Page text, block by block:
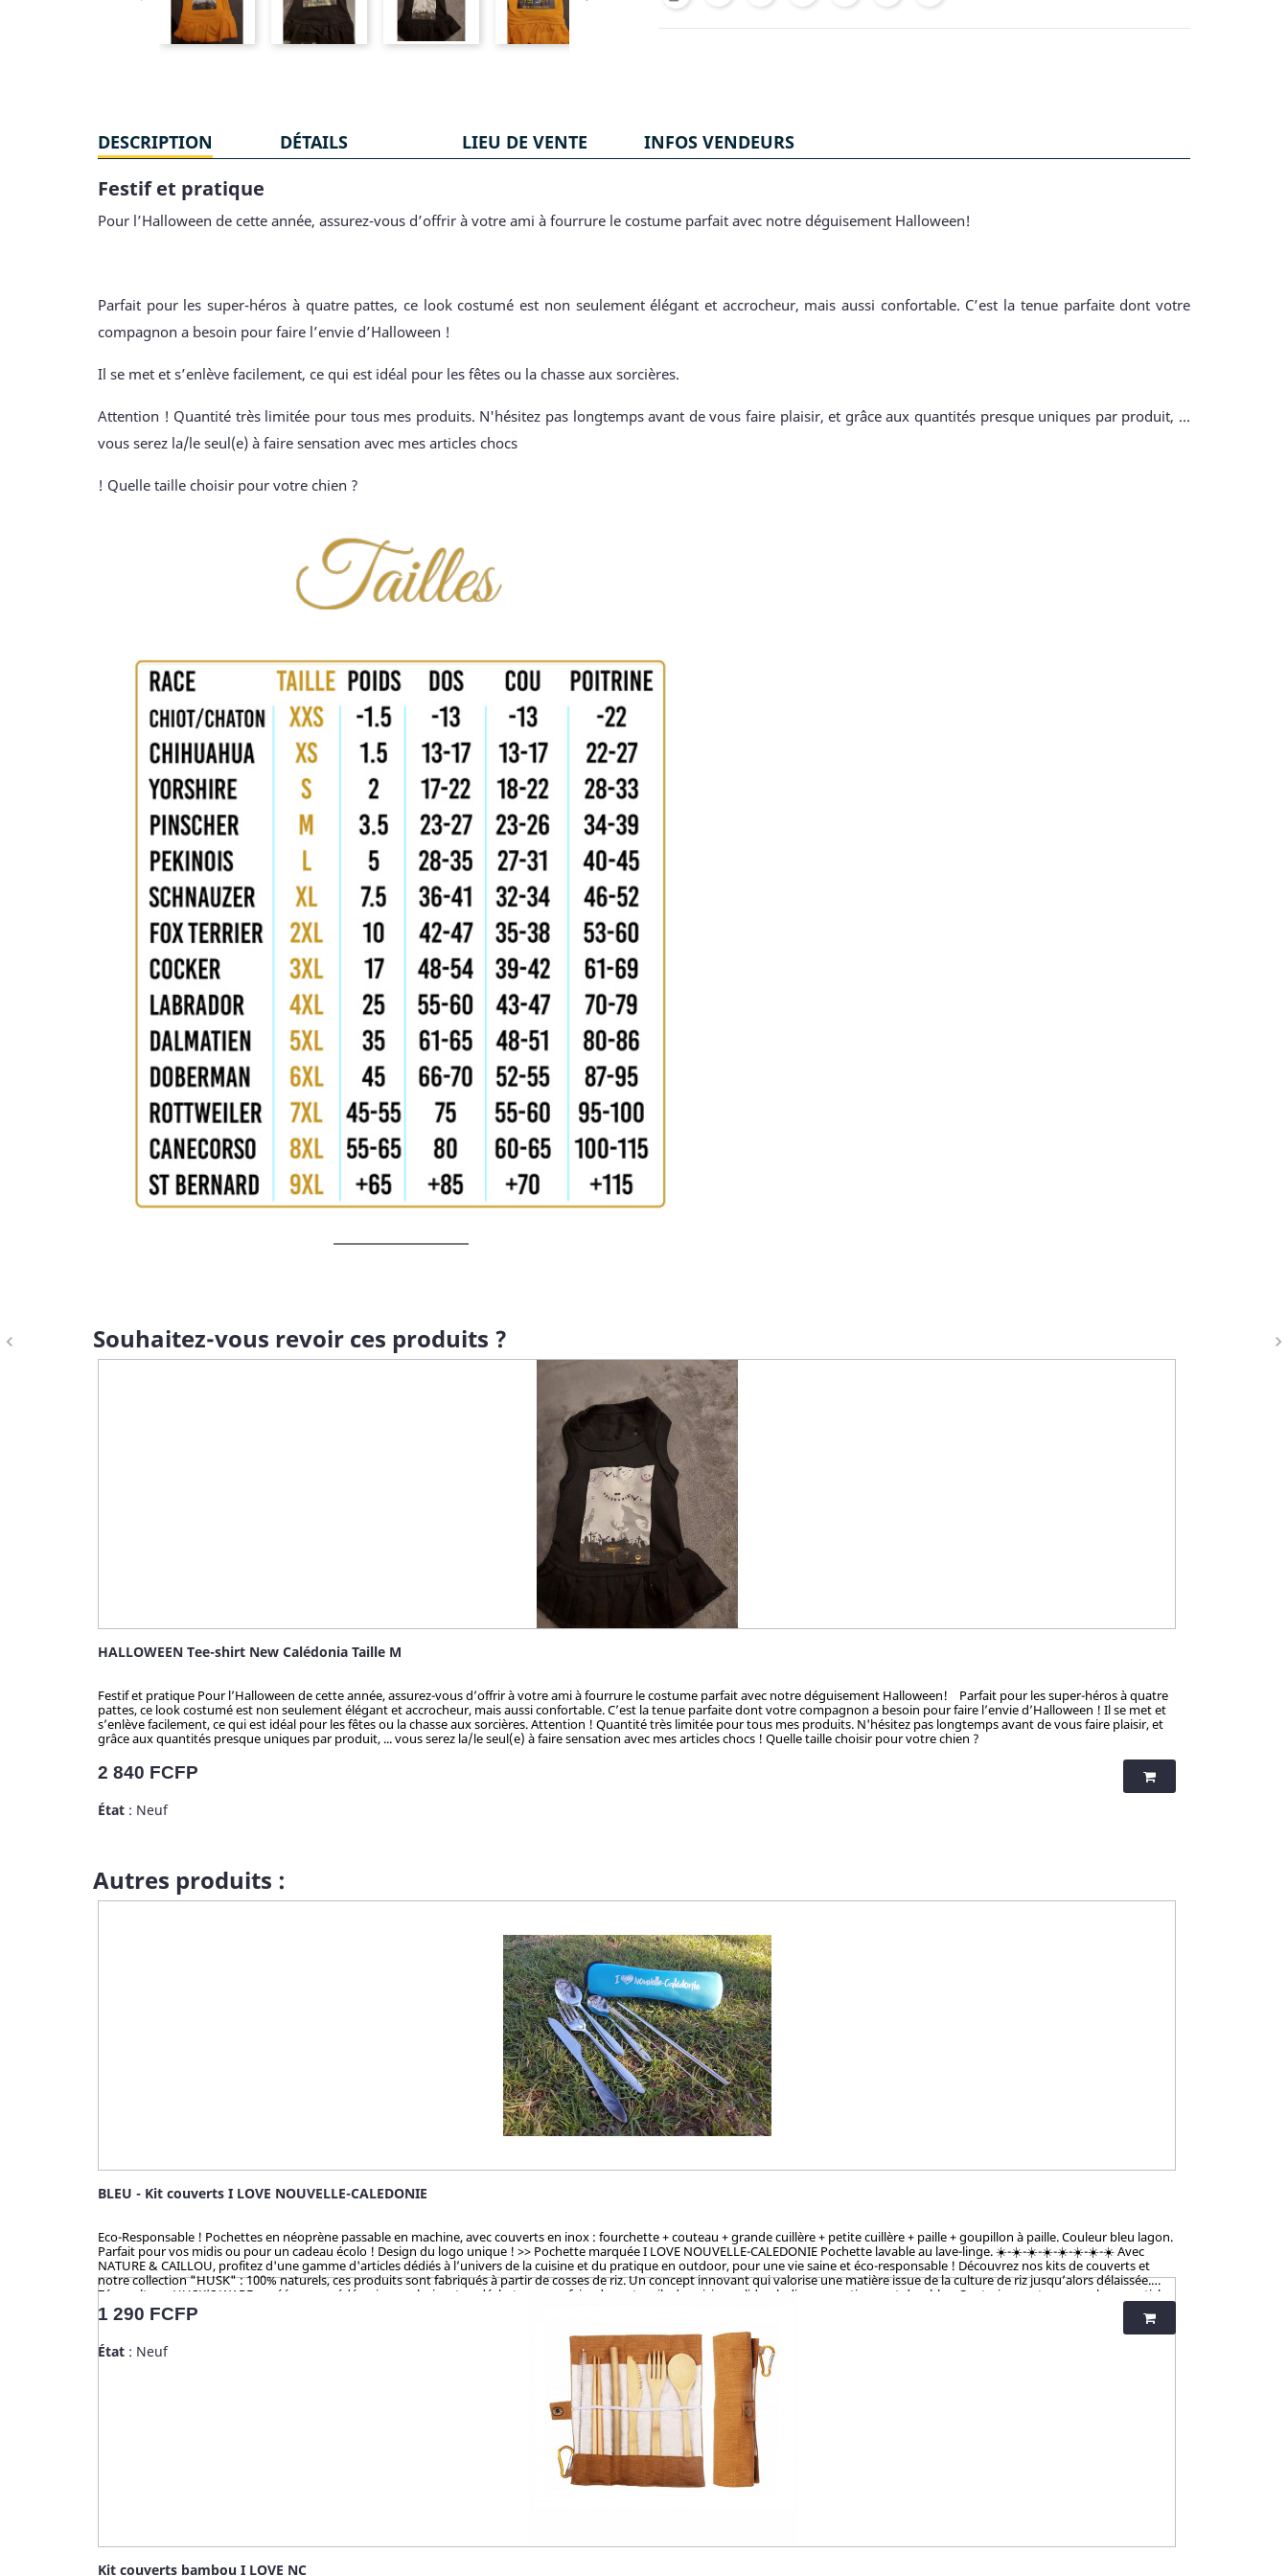
navigate_before navigate_next
DESCRIPTION DÉTAILS LIEU DE VENTE INFOS VENDEURS
Festif et pratique
Pour l’Halloween de cette année, assurez-vous d’offrir à votre ami à fourrure le costume parfait avec notre déguisement Halloween!
Parfait pour les super-héros à quatre pattes, ce look costumé est non seulement élégant et accrocheur, mais aussi confortable. C’est la tenue parfaite dont votre
compagnon a besoin pour faire l’envie d’Halloween !
Il se met et s’enlève facilement, ce qui est idéal pour les fêtes ou la chasse aux sorcières.
Attention ! Quantité très limitée pour tous mes produits. N'hésitez pas longtemps avant de vous faire plaisir, et grâce aux quantités presque uniques par produit, ...
vous serez la/le seul(e) à faire sensation avec mes articles chocs
! Quelle taille choisir pour votre chien ?
Souhaitez-vous revoir ces produits ?
HALLOWEEN Tee-shirt New Calédonia Taille M
Festif et pratique Pour l’Halloween de cette année, assurez-vous d’offrir à votre ami à fourrure le costume parfait avec notre déguisement Halloween! Parfait pour les super-héros à quatre
pattes, ce look costumé est non seulement élégant et accrocheur, mais aussi confortable. C’est la tenue parfaite dont votre compagnon a besoin pour faire l’envie d’Halloween ! Il se met et
s’enlève facilement, ce qui est idéal pour les fêtes ou la chasse aux sorcières. Attention ! Quantité très limitée pour tous mes produits. N'hésitez pas longtemps avant de vous faire plaisir, et
grâce aux quantités presque uniques par produit, ... vous serez la/le seul(e) à faire sensation avec mes articles chocs ! Quelle taille choisir pour votre chien ?
Prix
2 840 FCFP
État : Neuf
Autres produits :
BLEU - Kit couverts I LOVE NOUVELLE-CALEDONIE
Eco-Responsable ! Pochettes en néoprène passable en machine, avec couverts en inox : fourchette + couteau + grande cuillère + petite cuillère + paille + goupillon à paille. Couleur bleu lagon.
Parfait pour vos midis ou pour un cadeau écolo ! Design du logo unique ! >> Pochette marquée I LOVE NOUVELLE-CALEDONIE Pochette lavable au lave-linge. ☀️-☀️-☀️-☀️-☀️-☀️-☀️-☀️ Avec
NATURE & CAILLOU, profitez d'une gamme d'articles dédiés à l’univers de la cuisine et du pratique en outdoor, pour une vie saine et éco-responsable ! Découvrez nos kits de couverts et
notre collection "HUSK" : 100% naturels, ces produits sont fabriqués à partir de cosses de riz. Un concept innovant qui valorise une matière issue de la culture de riz jusqu’alors délaissée.
Zéro culture, HUSK’S WARE a créé un procédé unique valorisant ce déchet pour en faire des ustencils de cuisine solides, ludiques, pratiques et durables. Contrairement aux nombreux articles
en bambou qui contiennent du mélaminé pour la coloration et le vernis, ces articles en cosse de riz sont 100% naturels, vertueux, totalement sains et 100% biodégradables. Breveté : procédé
analysé et certifié par la TUV (Allemagne), SGS (Suisse), BOKEN (Japon), CTI (Chine), FDA (USA) pour ses hauts standards en eco-friendliness et non-toxicité.
Prix
1 290 FCFP
État : Neuf
Kit couverts bambou I LOVE NC